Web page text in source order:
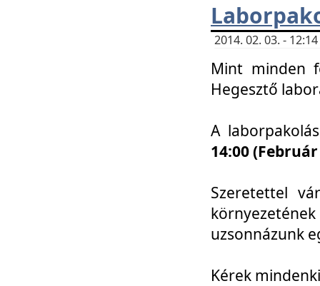
2014. 02. 03. -
Mint minden
Hegesztő
A
14:00
Szeretettel
uzsonnázunk
Kérek